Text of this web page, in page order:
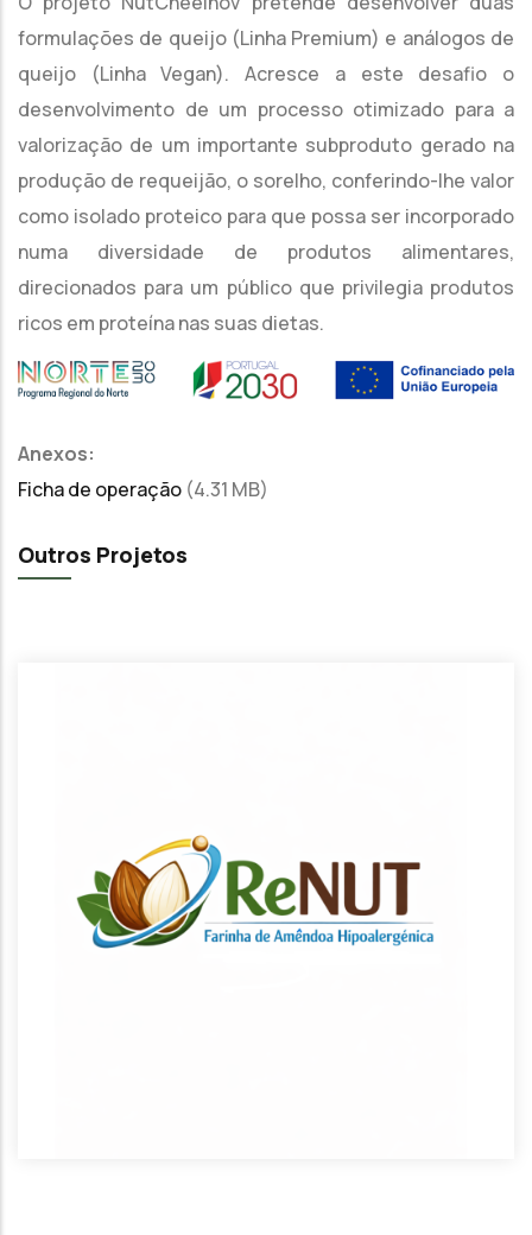
formulações de queijo (Linha Premium) e análogos de
queijo (Linha Vegan). Acresce a este desafio o
desenvolvimento de um processo otimizado para a
valorização de um importante subproduto gerado na
produção de requeijão, o sorelho, conferindo-lhe valor
como isolado proteico para que possa ser incorporado
numa diversidade de produtos alimentares,
direcionados para um público que privilegia produtos
ricos em proteína nas suas dietas.
Anexos:
Ficha de operação (4.31 MB)
Outros Projetos